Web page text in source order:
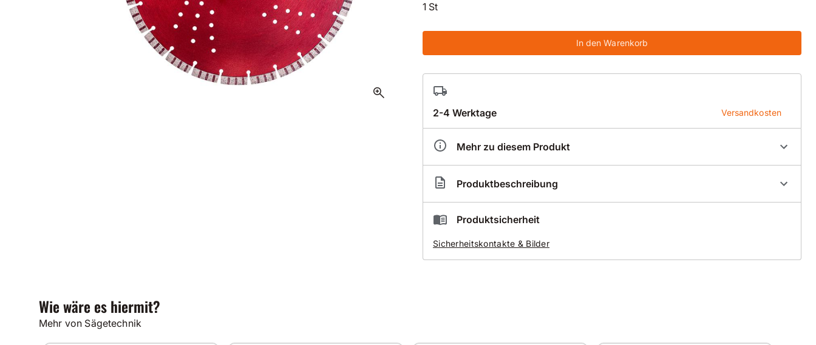
zoom_in
1 St
In den Warenkorb
2-4 Werktage Versandkosten
Mehr zu diesem Produkt
Artikelnummer HY000036
Produktbeschreibung
Hydro-Tec Red Line Turbo 09
Nass-Schneiden
Produktsicherheit
Sicherheitskontakte & Bilder
Wie wäre es hiermit?
Mehr von Sägetechnik